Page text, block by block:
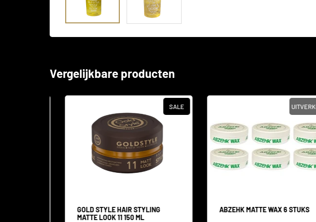
Vergelijkbare producten
SALE
GOLD STYLE HAIR STYLING
MATTE LOOK 11 150 ML
UITVERKOCHT
ABZEHK MATTE WAX 6 STUKS